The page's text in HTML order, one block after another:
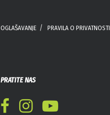
OGLAŠAVANJE PRAVILA O PRIVATNOSTI
PRATITE NAS